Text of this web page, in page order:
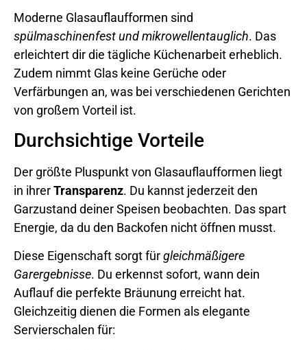
Moderne Glasauflaufformen sind
spülmaschinenfest und mikrowellentauglich. Das
erleichtert dir die tägliche Küchenarbeit erheblich.
Zudem nimmt Glas keine Gerüche oder
Verfärbungen an, was bei verschiedenen Gerichten
von großem Vorteil ist.
Durchsichtige Vorteile
Der größte Pluspunkt von Glasauflaufformen liegt
in ihrerTransparenz. Du kannst jederzeit den
Garzustand deiner Speisen beobachten. Das spart
Energie, da du den Backofen nicht öffnen musst.
Diese Eigenschaft sorgt fürgleichmäßigere
Garergebnisse. Du erkennst sofort, wann dein
Auflauf die perfekte Bräunung erreicht hat.
Gleichzeitig dienen die Formen als elegante
Servierschalen für: